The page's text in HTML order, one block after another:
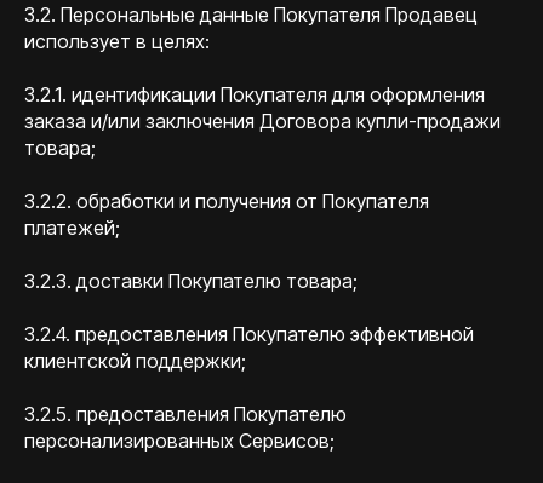
3.2. Персональные данные Покупателя Продавец
использует в целях:
3.2.1. идентификации Покупателя для оформления
заказа и/или заключения Договора купли-продажи
товара;
3.2.2. обработки и получения от Покупателя
платежей;
3.2.3. доставки Покупателю товара;
3.2.4. предоставления Покупателю эффективной
клиентской поддержки;
3.2.5. предоставления Покупателю
персонализированных Сервисов;